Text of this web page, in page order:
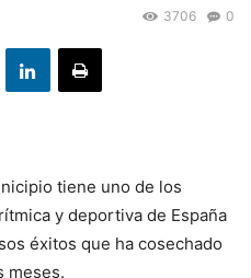
0
3706
tiene uno de los
y deportiva de España
éxitos que ha cosechado
meses.